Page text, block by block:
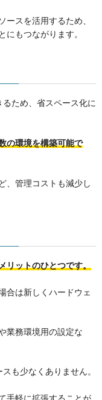
ースを活用するため、
にもつながります。
ため、省スペース化に
の環境を構築可能で
、管理コストも減少し
リットのひとつです。
合は新しくハードウェ
業務環境用の設定な
も少なくありません。